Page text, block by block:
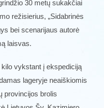
30 metų sukakčiai
režisierius, „Sidabrinės
bei scenarijaus autorė
laisvas.
vykstant į ekspediciją
lageryje neaiškiomis
provincijos brolis